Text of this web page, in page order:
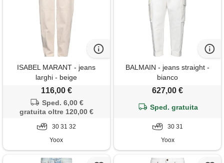
ISABEL MARANT - jeans
larghi - beige
116,00 €
Sped. 6,00 €
gratuita oltre 120,00 €
30 31 32
Yoox
BALMAIN - jeans straight -
bianco
627,00 €
Sped. gratuita
30 31
Yoox